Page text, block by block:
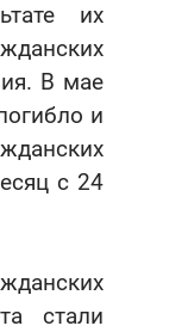
их
В мае
и
с 24
стали